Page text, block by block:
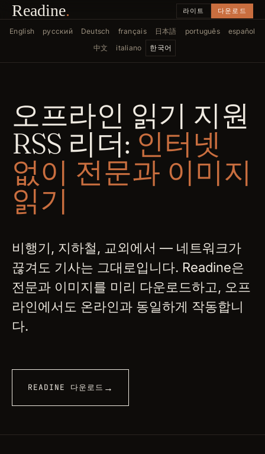
Readine. 라이트 다운로드
English русский Deutsch français 日本語 português
español
中文
italiano 한국어
오프라인 읽기 지원
RSS 리더: 인터넷
없이 전문과 이미지
읽기
비행기, 지하철, 교외에서 — 네트워크가
끊겨도 기사는 그대로입니다. Readine은
전문과 이미지를 미리 다운로드하고, 오프
라인에서도 온라인과 동일하게 작동합니
다.
READINE 다운로드 →